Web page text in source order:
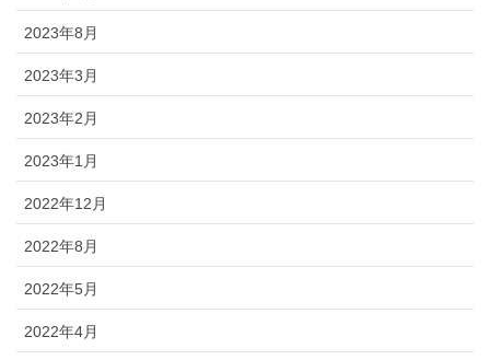
2023年8月
2023年3月
2023年2月
2023年1月
2022年12月
2022年8月
2022年5月
2022年4月